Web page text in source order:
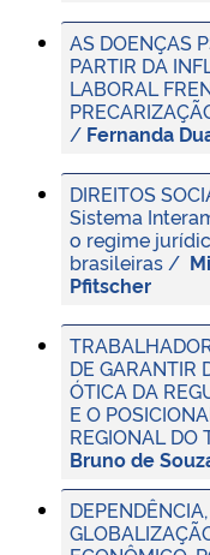
AS DOENÇAS
PARTIR DA
LABORAL
/ Fernanda
DIREITOS
Sistema
o regime
brasileiras /
Pfitscher
DE GARANTIR
ÓTICA DA
E O
REGIONAL DO
Bruno de